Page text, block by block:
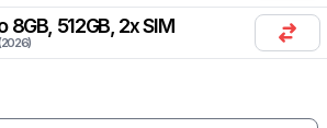
8GB, 512GB, 2x SIM
2026)